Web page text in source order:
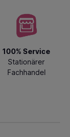
100% Service
Stationärer
Fachhandel